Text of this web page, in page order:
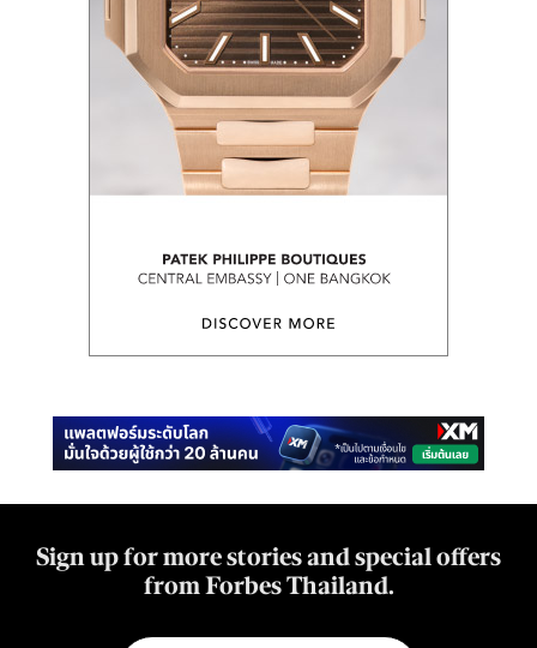
Sign up for more stories and special offers
from Forbes Thailand.